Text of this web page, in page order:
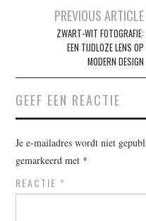
Berichtnavigatie
PREVIOUS ARTICLE
ZWART-WIT FOTOGRAFIE:
EEN TIJDLOZE LENS OP
MODERN DESIGN
GEEF EEN REACTIE
Je e-mailadres wordt niet
gemarkeerd met *
REACTIE *